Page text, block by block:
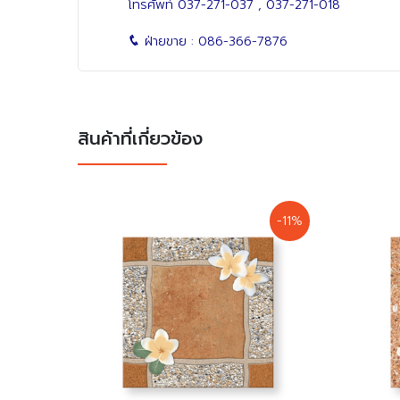
โทรศัพท์ 037-271-037 , 037-271-018
ฝ่ายขาย : 086-366-7876
สินค้าที่เกี่ยวข้อง
-11%